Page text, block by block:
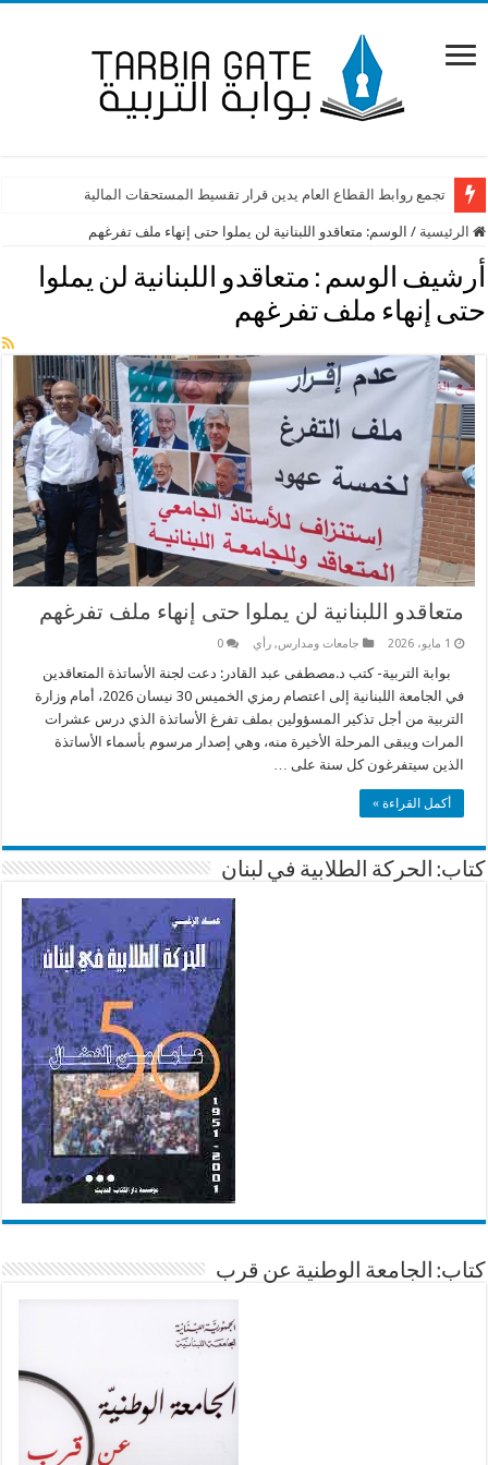
تجمع روابط القطاع العام يدين قرار تقسيط المستحقات المالية
الرئيسية / الوسم: متعاقدو اللبنانية لن يملوا حتى إنهاء ملف تفرغهم
أرشيف الوسم : متعاقدو اللبنانية لن يملوا
حتى إنهاء ملف تفرغهم
متعاقدو اللبنانية لن يملوا حتى إنهاء ملف تفرغهم
1 مايو، 2026 جامعات ومدارس,رأي 0
بوابة التربية- كتب د.مصطفى عبد القادر: دعت لجنة الأساتذة المتعاقدين
في الجامعة اللبنانية إلى اعتصام رمزي الخميس 30 نيسان 2026، أمام وزارة
التربية من أجل تذكير المسؤولين بملف تفرغ الأساتذة الذي درس عشرات
المرات ويبقى المرحلة الأخيرة منه، وهي إصدار مرسوم بأسماء الأساتذة
الذين سيتفرغون كل سنة على …
أكمل القراءة »
كتاب: الحركة الطلابية في لبنان
كتاب: الجامعة الوطنية عن قرب